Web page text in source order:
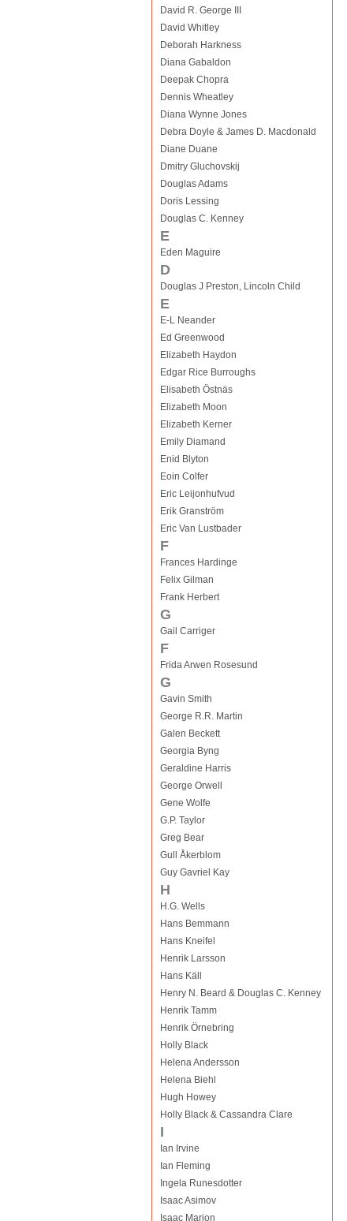
David R. George III
David Whitley
Deborah Harkness
Diana Gabaldon
Deepak Chopra
Dennis Wheatley
Diana Wynne Jones
Debra Doyle & James D. Macdonald
Diane Duane
Dmitry Gluchovskij
Douglas Adams
Doris Lessing
Douglas C. Kenney
E
Eden Maguire
D
Douglas J Preston, Lincoln Child
E
E-L Neander
Ed Greenwood
Elizabeth Haydon
Edgar Rice Burroughs
Elisabeth Östnäs
Elizabeth Moon
Elizabeth Kerner
Emily Diamand
Enid Blyton
Eoin Colfer
Eric Leijonhufvud
Erik Granström
Eric Van Lustbader
F
Frances Hardinge
Felix Gilman
Frank Herbert
G
Gail Carriger
F
Frida Arwen Rosesund
G
Gavin Smith
George R.R. Martin
Galen Beckett
Georgia Byng
Geraldine Harris
George Orwell
Gene Wolfe
G.P. Taylor
Greg Bear
Gull Åkerblom
Guy Gavriel Kay
H
H.G. Wells
Hans Bemmann
Hans Kneifel
Henrik Larsson
Hans Käll
Henry N. Beard & Douglas C. Kenney
Henrik Tamm
Henrik Örnebring
Holly Black
Helena Andersson
Helena Biehl
Hugh Howey
Holly Black & Cassandra Clare
I
Ian Irvine
Ian Fleming
Ingela Runesdotter
Isaac Asimov
Isaac Marion